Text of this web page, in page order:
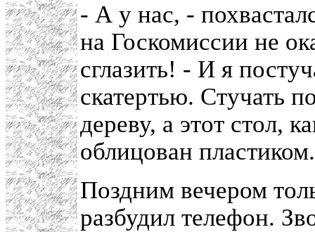
- А у нас, -
на Госкомиссии не
сглазить! - И я
скатертью. Стучать
дереву, а этот стол,
облицован пластиком.
Поздним вечером
разбудил телефон.